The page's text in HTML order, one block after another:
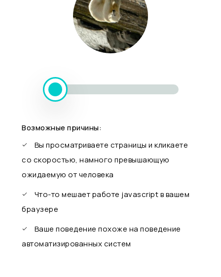
Возможные причины:
Вы просматриваете страницы и кликаете
со скоростью, намного превышающую
ожидаемую от человека
Что-то мешает работе javascript в вашем
браузере
Ваше поведение похоже на поведение
автоматизированных систем